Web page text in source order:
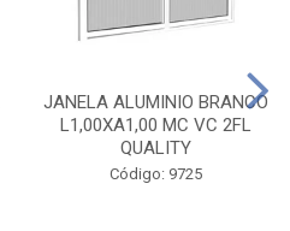
JANELA ALUMINIO BRANCO
L1,00XA1,00 MC VC 2FL
QUALITY
Código: 9725